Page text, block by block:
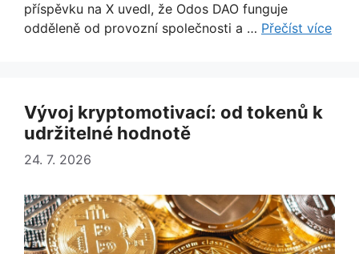
příspěvku na X uvedl, že Odos DAO funguje
odděleně od provozní společnosti a … Přečíst více
Vývoj kryptomotivací: od tokenů k
udržitelné hodnotě
24. 7. 2026